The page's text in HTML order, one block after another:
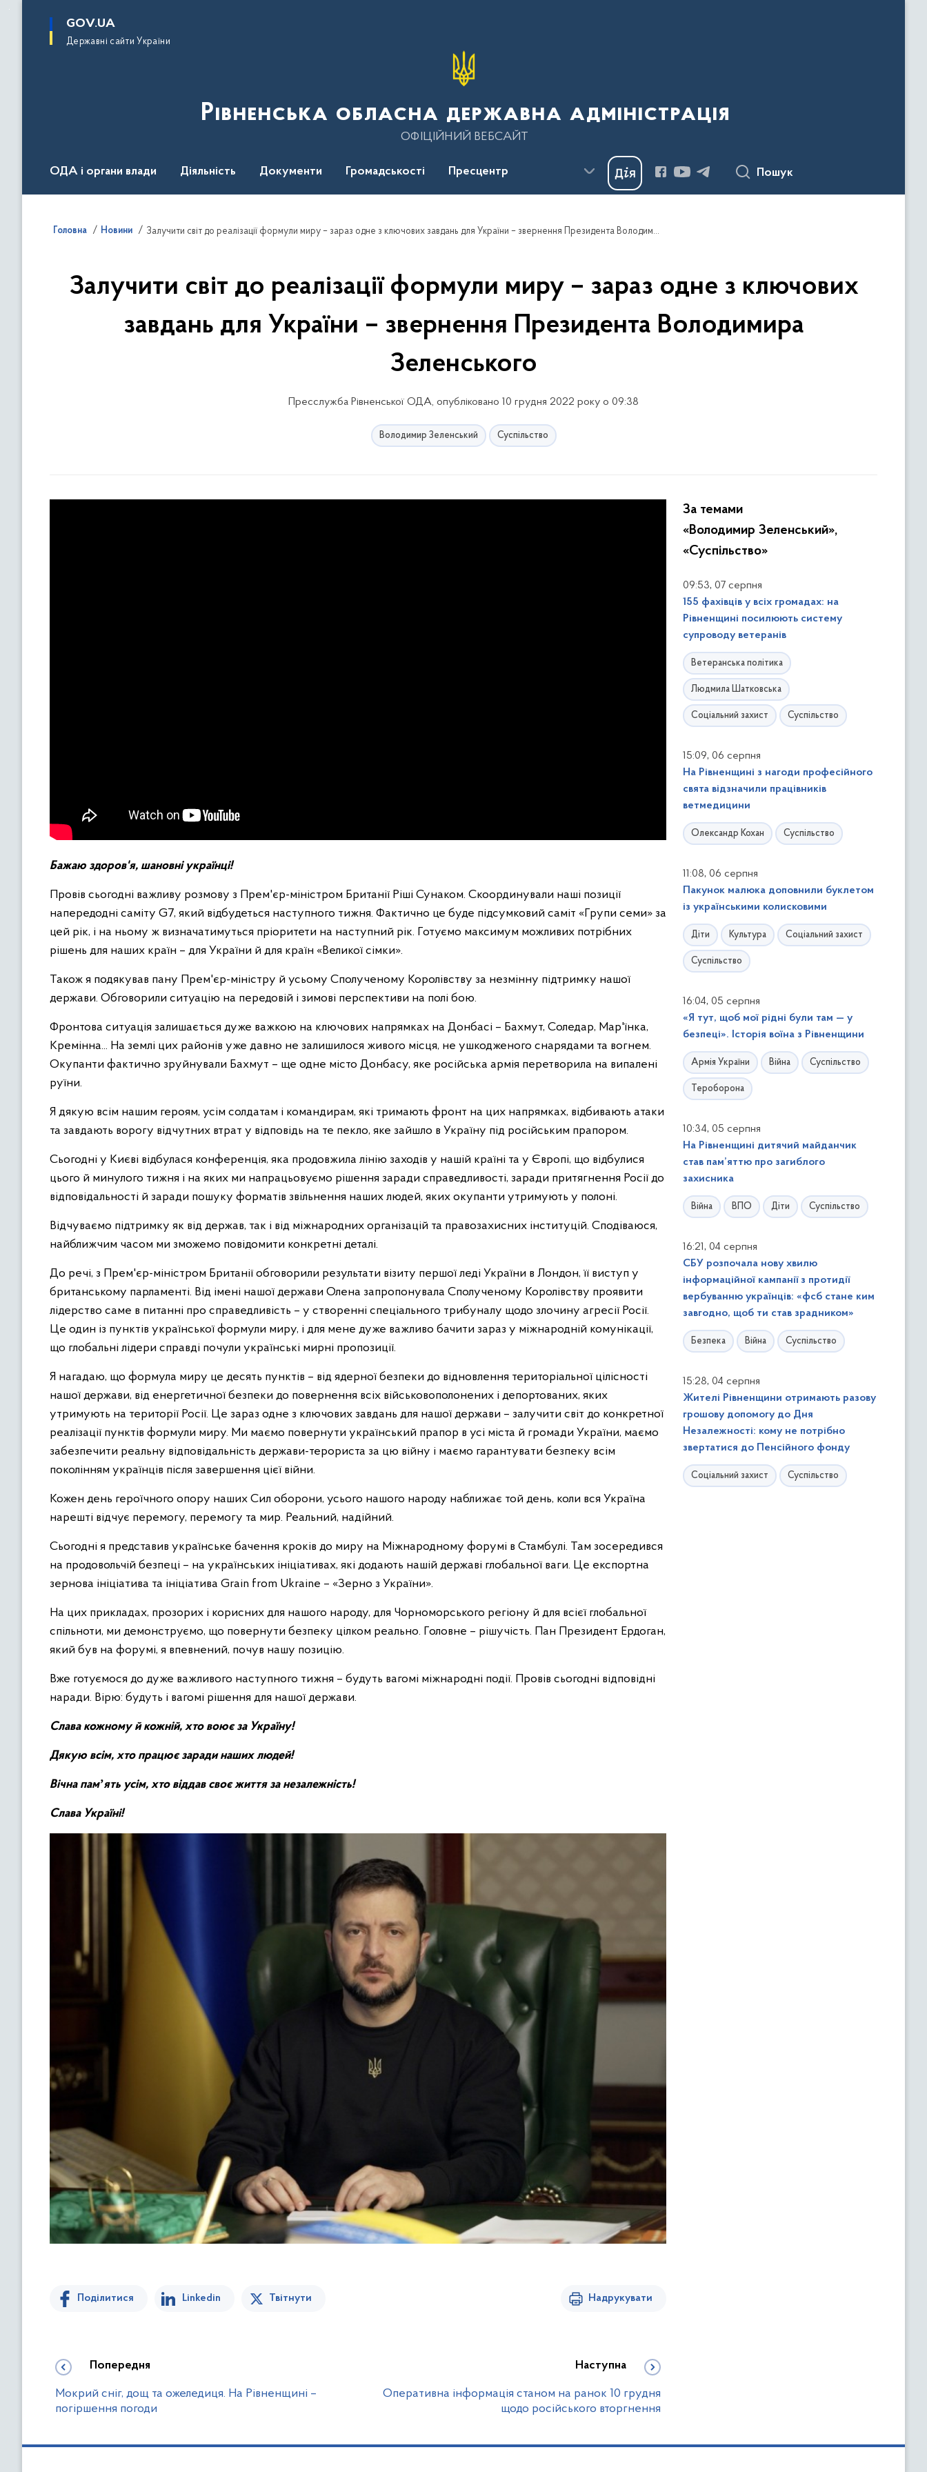
основного
GOV.UA
Державні сайти України
Рівненська обласна державна адміністрація
ОФІЦІЙНИЙ ВЕБСАЙТ
ОДА і органи влади Діяльність Документи Громадськості Пресцентр Пошук
Головна Новини Залучити світ до реалізації формули миру – зараз одне з ключових завдань для України – звернення Президента Володимира Зеленського
Залучити світ до реалізації формули миру – зараз одне з ключових
завдань для України – звернення Президента Володимира
Зеленського
Пресслужба Рівненської ОДА, опубліковано 10 грудня 2022 року о 09:38
Володимир Зеленський Суспільство
Бажаю здоров'я, шановні українці!
Провів сьогодні важливу розмову з Прем'єр-міністром Британії Ріші Сунаком. Скоординували наші позиції
напередодні саміту G7, який відбудеться наступного тижня. Фактично це буде підсумковий саміт «Групи семи» за
цей рік, і на ньому ж визначатимуться пріоритети на наступний рік. Готуємо максимум можливих потрібних
рішень для наших країн – для України й для країн «Великої сімки».
Також я подякував пану Прем'єр-міністру й усьому Сполученому Королівству за незмінну підтримку нашої
держави. Обговорили ситуацію на передовій і зимові перспективи на полі бою.
Фронтова ситуація залишається дуже важкою на ключових напрямках на Донбасі – Бахмут, Соледар, Мар'їнка,
Кремінна... На землі цих районів уже давно не залишилося живого місця, не ушкодженого снарядами та вогнем.
Окупанти фактично зруйнували Бахмут – ще одне місто Донбасу, яке російська армія перетворила на випалені
руїни.
Я дякую всім нашим героям, усім солдатам і командирам, які тримають фронт на цих напрямках, відбивають атаки
та завдають ворогу відчутних втрат у відповідь на те пекло, яке зайшло в Україну під російським прапором.
Сьогодні у Києві відбулася конференція, яка продовжила лінію заходів у нашій країні та у Європі, що відбулися
цього й минулого тижня і на яких ми напрацьовуємо рішення заради справедливості, заради притягнення Росії до
відповідальності й заради пошуку форматів звільнення наших людей, яких окупанти утримують у полоні.
Відчуваємо підтримку як від держав, так і від міжнародних організацій та правозахисних інституцій. Сподіваюся,
найближчим часом ми зможемо повідомити конкретні деталі.
До речі, з Прем'єр-міністром Британії обговорили результати візиту першої леді України в Лондон, її виступ у
британському парламенті. Від імені нашої держави Олена запропонувала Сполученому Королівству проявити
лідерство саме в питанні про справедливість – у створенні спеціального трибуналу щодо злочину агресії Росії.
Це один із пунктів української формули миру, і для мене дуже важливо бачити зараз у міжнародній комунікації,
що глобальні лідери справді почули українські мирні пропозиції.
Я нагадаю, що формула миру це десять пунктів – від ядерної безпеки до відновлення територіальної цілісності
нашої держави, від енергетичної безпеки до повернення всіх військовополонених і депортованих, яких
утримують на території Росії. Це зараз одне з ключових завдань для нашої держави – залучити світ до конкретної
реалізації пунктів формули миру. Ми маємо повернути український прапор в усі міста й громади України, маємо
забезпечити реальну відповідальність держави-терориста за цю війну і маємо гарантувати безпеку всім
поколінням українців після завершення цієї війни.
Кожен день героїчного опору наших Сил оборони, усього нашого народу наближає той день, коли вся Україна
нарешті відчує перемогу, перемогу та мир. Реальний, надійний.
Сьогодні я представив українське бачення кроків до миру на Міжнародному форумі в Стамбулі. Там зосередився
на продовольчій безпеці – на українських ініціативах, які додають нашій державі глобальної ваги. Це експортна
зернова ініціатива та ініціатива Grain from Ukraine – «Зерно з України».
На цих прикладах, прозорих і корисних для нашого народу, для Чорноморського регіону й для всієї глобальної
спільноти, ми демонструємо, що повернути безпеку цілком реально. Головне – рішучість. Пан Президент Ердоган,
який був на форумі, я впевнений, почув нашу позицію.
Вже готуємося до дуже важливого наступного тижня – будуть вагомі міжнародні події. Провів сьогодні відповідні
наради. Вірю: будуть і вагомі рішення для нашої держави.
Слава кожномуйкожній, хто воює за Україну!
Дякую всім, хто працює заради наших людей!
Вічна памʼять усім, хто віддав своє життя за незалежність!
Слава Україні!
Поділитися Linkedin Твітнути Надрукувати
Попередня
Мокрий сніг, дощ та ожеледиця. На Рівненщині –
погіршення погоди
Наступна
Оперативна інформація станом на ранок 10 грудня
щодо російського вторгнення
За темами
«Володимир Зеленський»,
«Суспільство»
09:53, 07 серпня
155 фахівців у всіх громадах: на
Рівненщині посилюють систему
супроводу ветеранів
Ветеранська політика
Людмила Шатковська
Соціальний захист Суспільство
15:09, 06 серпня
На Рівненщині з нагоди професійного
свята відзначили працівників
ветмедицини
Олександр Кохан Суспільство
11:08, 06 серпня
Пакунок малюка доповнили буклетом
із українськими колисковими
Діти Культура Соціальний захист
Суспільство
16:04, 05 серпня
«Я тут, щоб мої рідні були там — у
безпеці». Історія воїна з Рівненщини
Армія України Війна Суспільство
Тероборона
10:34, 05 серпня
На Рівненщині дитячий майданчик
став пам’яттю про загиблого
захисника
Війна ВПО Діти Суспільство
16:21, 04 серпня
СБУ розпочала нову хвилю
інформаційної кампанії з протидії
вербуванню українців: «фсб стане ким
завгодно, щоб ти став зрадником»
Безпека Війна Суспільство
15:28, 04 серпня
Жителі Рівненщини отримають разову
грошову допомогу до Дня
Незалежності: кому не потрібно
звертатися до Пенсійного фонду
Соціальний захист Суспільство